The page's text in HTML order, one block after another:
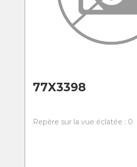
77X3398
Repère sur la vue éclatée : 0